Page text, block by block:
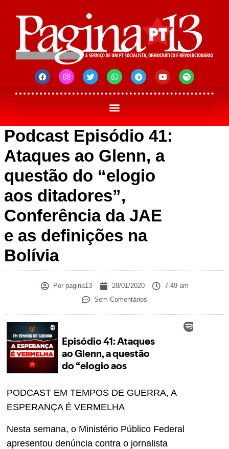
Podcast Episódio 41:
Ataques ao Glenn, a
questão do “elogio
aos ditadores”,
Conferência da JAE
e as definições na
Bolívia
Porpagina13 28/01/2020
7:49 am
Sem Comentários
PODCAST EM TEMPOS DE GUERRA, A
ESPERANÇA É VERMELHA
Nesta semana, o Ministério Público Federal
apresentou denúncia contra o jornalista